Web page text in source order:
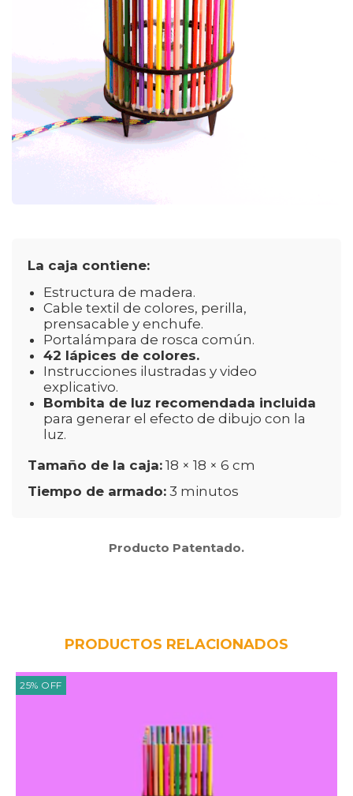
La caja contiene:
Estructura de madera.
Cable textil de colores, perilla,
prensacable y enchufe.
Portalámpara de rosca común.
42 lápices de colores.
Instrucciones ilustradas y video
explicativo.
Bombita de luz recomendada incluida
para generar el efecto de dibujo con la
luz.
Tamaño de la caja: 18 × 18 × 6 cm
Tiempo de armado: 3 minutos
Producto Patentado.
PRODUCTOS RELACIONADOS
25% OFF